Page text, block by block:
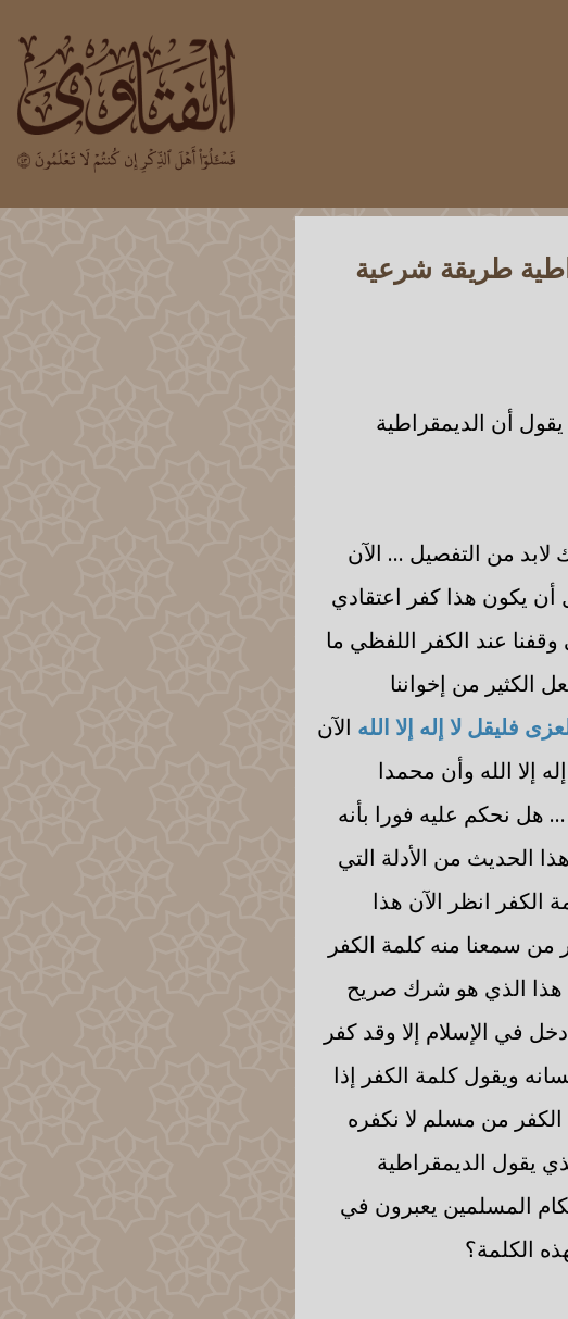
طريقة شرعية
أن الديمقراطية
من التفصيل ... الآن
أن يكون هذا كفر اعتقادي
عند الكفر اللفظي ما
الكثير من إخواننا
فليقل لا إله إلا الله الآن
إلا الله وأن محمدا
هل نحكم عليه فورا بأنه
الحديث من الأدلة التي
الكفر انظر الآن هذا
من سمعنا منه كلمة الكفر
هذا الذي هو شرك صريح
في الإسلام إلا وقد كفر
ويقول كلمة الكفر إذا
الكفر من مسلم لا نكفره
يقول الديمقراطية
المسلمين يعبرون في
الكلمة؟